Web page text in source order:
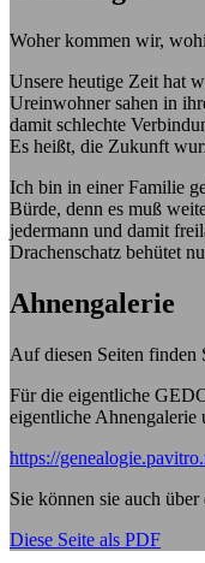
Woher kommen wir,
Unsere heutige Zeit hat
Ureinwohner sahen in
damit schlechte
Es heißt, die Zukunft
Ich bin in einer Familie
Bürde, denn es muß
jedermann und damit
Drachenschatz behütet
Ahnengalerie
Auf diesen Seiten finden
Für die eigentliche
eigentliche
https://
Sie können sie auch
Diese Seite als PDF